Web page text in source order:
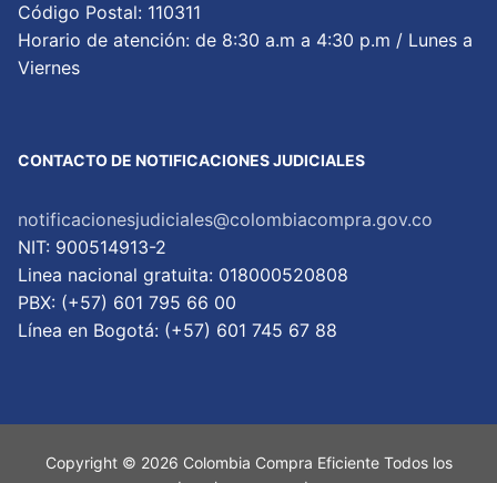
Código Postal: 110311
Horario de atención: de 8:30 a.m a 4:30 p.m / Lunes a
Viernes
CONTACTO DE NOTIFICACIONES JUDICIALES
notificacionesjudiciales@colombiacompra.gov.co
NIT: 900514913-2
Linea nacional gratuita: 018000520808
PBX: (+57) 601 795 66 00
Lí­nea en Bogotá: (+57) 601 745 67 88
Copyright © 2026 Colombia Compra Eficiente Todos los